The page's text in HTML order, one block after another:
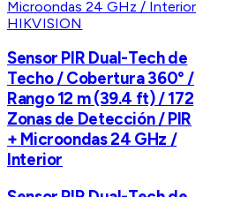
HIKVISION
Sensor PIR Dual-Tech de
Techo / Cobertura 360° /
Rango 12 m (39.4 ft) / 172
Zonas de Detección / PIR
+ Microondas 24 GHz /
Interior